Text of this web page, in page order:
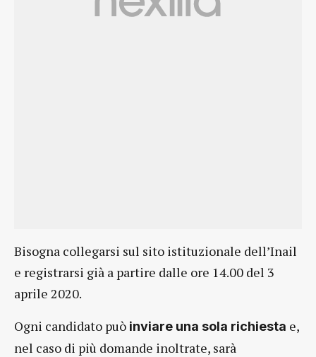
Bisogna collegarsi sul sito istituzionale dell’Inail
e registrarsi già a partire dalle ore 14.00 del 3
aprile 2020.
Ogni candidato può inviare una sola richiesta e,
nel caso di più domande inoltrate, sarà